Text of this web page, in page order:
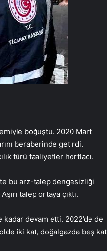
boğuştu. 2020 Mart
beraberinde getirdi.
türü faaliyetler hortladı.
bu arz-talep dengesizliği
talep ortaya çıktı.
kadar devam etti. 2022’de de
iki kat, doğalgazda beş kat